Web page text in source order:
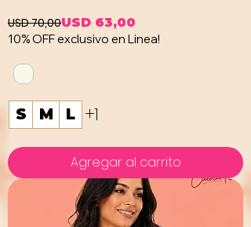
Precio
USD 70,00
Precio de oferta
USD 63,00
10% OFF exclusivo en Linea!
S M L +1
Agregar al carrito